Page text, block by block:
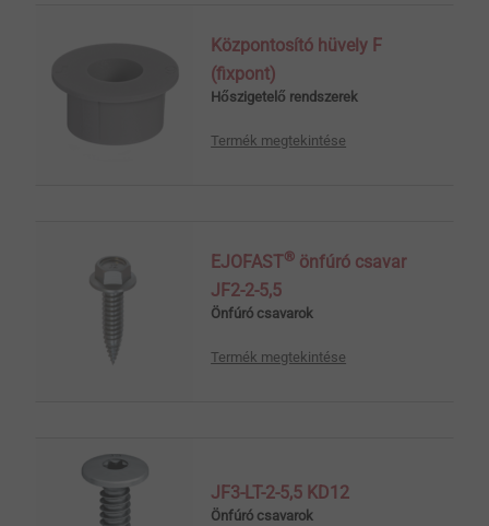
Központosító hüvely F
(fixpont)
Hőszigetelő rendszerek
Termék megtekintése
EJOFAST® önfúró csavar
JF2-2-5,5
Önfúró csavarok
Termék megtekintése
JF3-LT-2-5,5 KD12
Önfúró csavarok